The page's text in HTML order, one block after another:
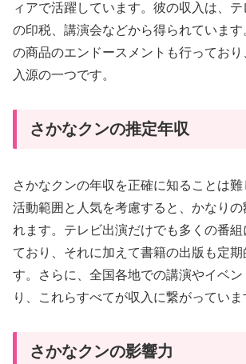
ィアで活躍しています。彼の収入は、
の印税、講演会などから得られています
の商品のエンドースメントも行ってお
入源の一つです。
さかなクンの推定年収
さかなクンの年収を正確に知ることは
活動範囲と人気を考慮すると、かなりの
れます。テレビ出演だけでも多くの番
ており、それに加えて書籍の出版も定期
す。さらに、全国各地での講演やイベ
り、これらすべてが収入に繋がっていま
さかなクンの影響力